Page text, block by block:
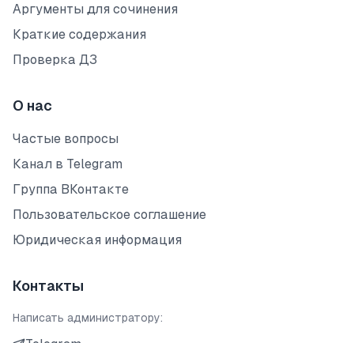
Аргументы для сочинения
Краткие содержания
Проверка ДЗ
О нас
Частые вопросы
Канал в Telegram
Группа ВКонтакте
Пользовательское соглашение
Юридическая информация
Контакты
Написать администратору: